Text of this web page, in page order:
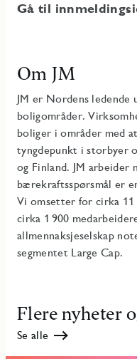
Gå til
Om JM
JM er Nordens ledende
boligområder.
boliger i områder med
tyngdepunkt i storbyer
og Finland. JM arbeider
bærekraftsspørsmål er
Vi omsetter for cirka
cirka 1 900
allmennaksjeselskap
segmentet Large Cap.
Flere nyheter
Se alle